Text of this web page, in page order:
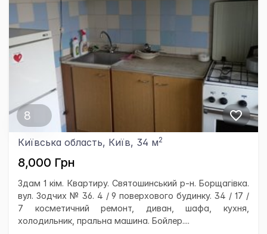
8
Київська область, Київ, 34 м2
8,000 Грн
Здам 1 кім. Квартиру. Святошинський р-н. Борщагівка.
вул. Зодчих № 36. 4 / 9 поверхового будинку. 34 / 17 /
7 косметичний ремонт, диван, шафа, кухня,
холодильник, пральна машина. Бойлер....